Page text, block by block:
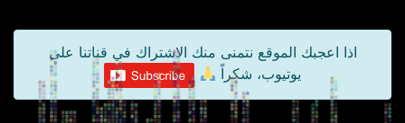
اذا اعجبك الموقع نتمنى منك الاشتراك في قناتنا على
يوتيوب، شكراً